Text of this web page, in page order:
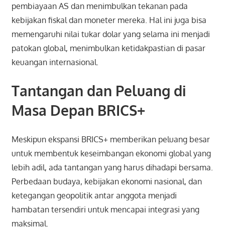
pembiayaan AS dan menimbulkan tekanan pada
kebijakan fiskal dan moneter mereka. Hal ini juga bisa
memengaruhi nilai tukar dolar yang selama ini menjadi
patokan global, menimbulkan ketidakpastian di pasar
keuangan internasional.
Tantangan dan Peluang di
Masa Depan BRICS+
Meskipun ekspansi BRICS+ memberikan peluang besar
untuk membentuk keseimbangan ekonomi global yang
lebih adil, ada tantangan yang harus dihadapi bersama.
Perbedaan budaya, kebijakan ekonomi nasional, dan
ketegangan geopolitik antar anggota menjadi
hambatan tersendiri untuk mencapai integrasi yang
maksimal.